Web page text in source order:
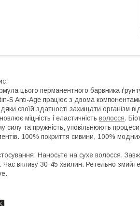
цього перманентного барвника
S Anti-Age працює з двома
своїй здатності захищати організм
міцність і еластичність волосся.
силу та пружність, уповільнюють
100% покриття сивини, 100%
Наносьте на сухе волосся.
Час впливу 30-45 хвилин. Ретельно